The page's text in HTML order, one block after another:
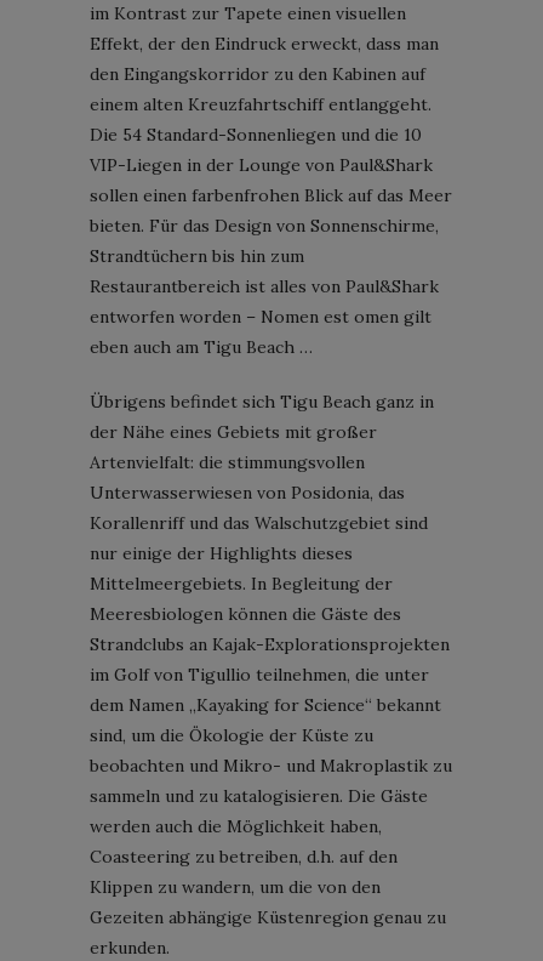
im Kontrast zur Tapete einen visuellen
Effekt, der den Eindruck erweckt, dass man
den Eingangskorridor zu den Kabinen auf
einem alten Kreuzfahrtschiff entlanggeht.
Die 54 Standard-Sonnenliegen und die 10
VIP-Liegen in der Lounge von Paul&Shark
sollen einen farbenfrohen Blick auf das Meer
bieten. Für das Design von Sonnenschirme,
Strandtüchern bis hin zum
Restaurantbereich ist alles von Paul&Shark
entworfen worden – Nomen est omen gilt
eben auch am Tigu Beach …
Übrigens befindet sich Tigu Beach ganz in
der Nähe eines Gebiets mit großer
Artenvielfalt: die stimmungsvollen
Unterwasserwiesen von Posidonia, das
Korallenriff und das Walschutzgebiet sind
nur einige der Highlights dieses
Mittelmeergebiets. In Begleitung der
Meeresbiologen können die Gäste des
Strandclubs an Kajak-Explorationsprojekten
im Golf von Tigullio teilnehmen, die unter
dem Namen „Kayaking for Science“ bekannt
sind, um die Ökologie der Küste zu
beobachten und Mikro- und Makroplastik zu
sammeln und zu katalogisieren. Die Gäste
werden auch die Möglichkeit haben,
Coasteering zu betreiben, d.h. auf den
Klippen zu wandern, um die von den
Gezeiten abhängige Küstenregion genau zu
erkunden.